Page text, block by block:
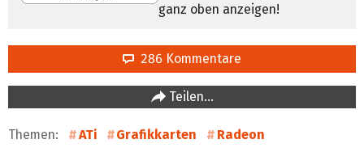
ganz oben anzeigen!
286 Kommentare
Teilen…
Themen: ATi Grafikkarten Radeon